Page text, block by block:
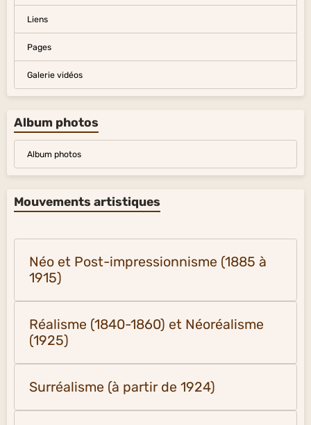
Liens
Pages
Galerie vidéos
Album photos
Album photos
Mouvements artistiques
Néo et Post-impressionnisme (1885 à
1915)
Réalisme (1840-1860) et Néoréalisme
(1925)
Surréalisme (à partir de 1924)